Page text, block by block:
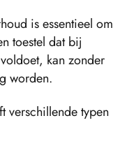
is essentieel om
toestel dat bij
kan zonder
worden.
verschillende typen